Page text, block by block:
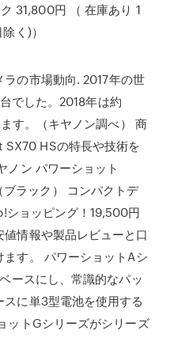
31,800円 （ 在庫あり 1
く)）
の市場動向. 2017年の世
でした。2018年は約
す。（キヤノン調べ） 商
HSの特長や技術を
ノン パワーショット
ラック） コンパクトデ
ショッピング！19,500円
情報や製品レビューと口
す。 パワーショットAシ
ースにし、常識的なパッ
に単3型電池を使用する
ットGシリーズがシリーズ